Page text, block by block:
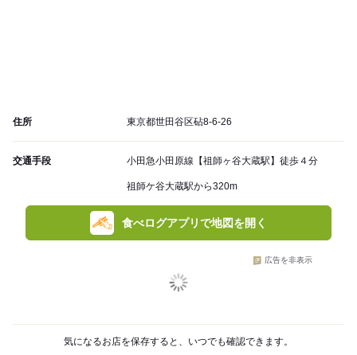
住所 東京都世田谷区砧8-6-26
交通手段 小田急小田原線【祖師ヶ谷大蔵駅】徒歩４分
祖師ケ谷大蔵駅から320m
食べログアプリで地図を開く
広告を非表示
気になるお店を保存すると、いつでも確認できます。